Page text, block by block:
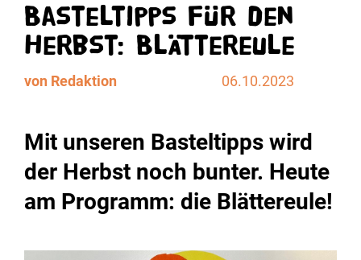
Basteltipps für den
Herbst: Blättereule
von Redaktion 06.10.2023
Mit unseren Basteltipps wird
der Herbst noch bunter. Heute
am Programm: die Blättereule!